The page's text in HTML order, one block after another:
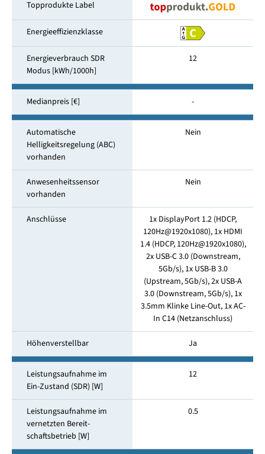
Topprodukte Label
Energieeffizienzklasse
Energieverbrauch SDR
Modus [kWh/1000h]
12
Medianpreis [€] -
Automatische
Helligkeitsregelung (ABC)
vorhanden
Nein
Anwesenheitssensor
vorhanden
Nein
Anschlüsse
1x DisplayPort 1.2 (HDCP,
120Hz@1920x1080), 1x HDMI
1.4 (HDCP, 120Hz@1920x1080),
2x USB-C 3.0 (Downstream,
5Gb/s), 1x USB-B 3.0
(Upstream, 5Gb/s), 2x USB-A
3.0 (Downstream, 5Gb/s), 1x
3.5mm Klinke Line-Out, 1x AC-
In C14 (Netzanschluss)
Höhenverstellbar Ja
Leistungsaufnahme im
Ein-Zustand (SDR) [W]
12
Leistungsaufnahme im
vernetzten Bereit­
schaftsbetrieb [W]
0.5